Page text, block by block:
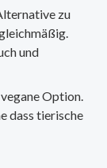
zu
und
Option.
dass tierische